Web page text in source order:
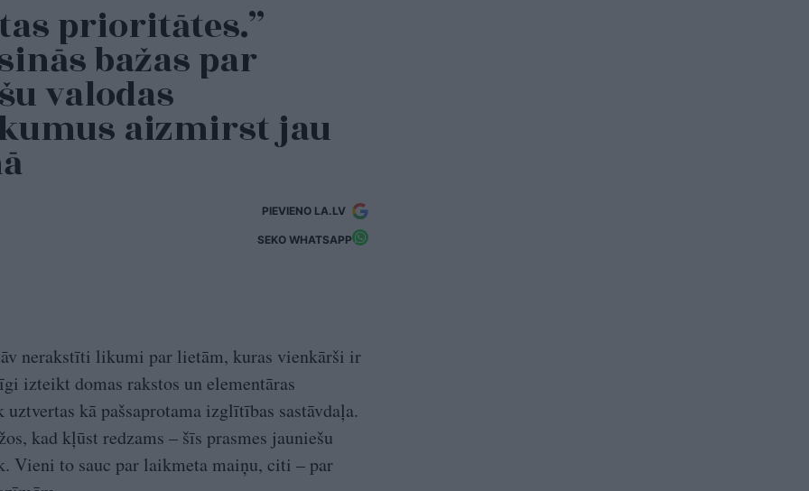
prioritātes.”
bažas par
valodas
aizmirst jau
PIEVIENO LA.LV
SEKO WHATSAPP
nerakstīti likumi par lietām, kuras vienkārši ir
izteikt domas rakstos un elementāras
kā pašsaprotama izglītības sastāvdaļa.
kad kļūst redzams – šīs prasmes jauniešu
Vieni to sauc par laikmeta maiņu, citi – par